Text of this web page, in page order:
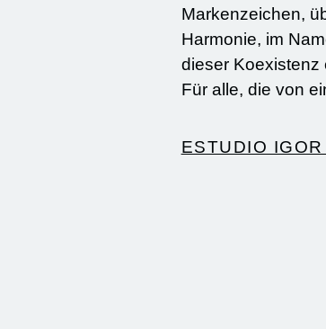
Markenzeichen,
Harmonie, im
dieser Koexistenz
Für alle, die von
ESTUDIO